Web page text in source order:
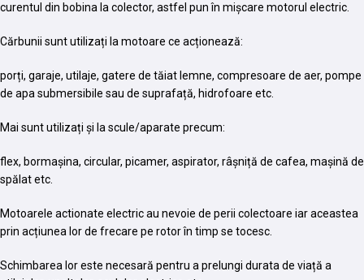
curentul din bobina la colector, astfel pun în mișcare motorul electric.
Cărbunii sunt utilizați la motoare ce acționează:
porți, garaje, utilaje, gatere de tăiat lemne, compresoare de aer, pompe
de apa submersibile sau de suprafață, hidrofoare etc.
Mai sunt utilizați și la scule/aparate precum:
flex, bormașina, circular, picamer, aspirator, râșniță de cafea, mașină de
spălat etc.
Motoarele actionate electric au nevoie de perii colectoare iar aceastea
prin acțiunea lor de frecare pe rotor în timp se tocesc.
Schimbarea lor este necesară pentru a prelungi durata de viață a